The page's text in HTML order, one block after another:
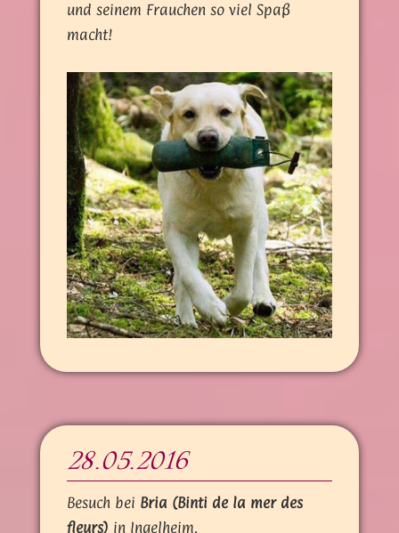
und seinem Frauchen so viel Spaß
macht!
28.05.2016
Besuch bei Bria (Binti de la mer des
fleurs) in Ingelheim.